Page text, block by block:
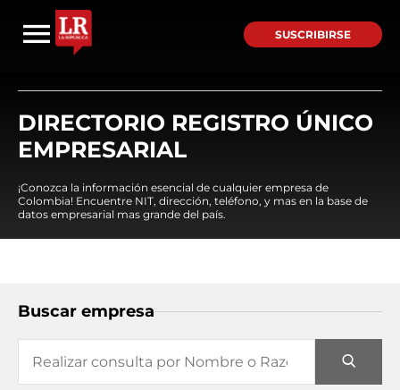
SUSCRIBIRSE
DIRECTORIO REGISTRO ÚNICO
EMPRESARIAL
¡Conozca la información esencial de cualquier empresa de
Colombia! Encuentre NIT, dirección, teléfono, y mas en la base de
datos empresarial mas grande del país.
Buscar empresa